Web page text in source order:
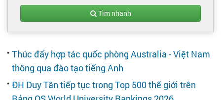
Nhà tuyển dụng
Tìm nhanh
Thúc đẩy hợp tác quốc phòng Australia - Việt Nam
thông qua đào tạo tiếng Anh
ĐH Duy Tân tiếp tục trong Top 500 thế giới trên